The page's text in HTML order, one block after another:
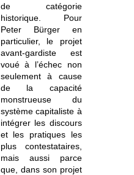
de catégorie
historique. Pour
Peter Bürger en
particulier, le projet
avant-gardiste est
voué à l’échec non
seulement à cause
de la capacité
monstrueuse du
système capitaliste à
intégrer les discours
et les pratiques les
plus contestataires,
mais aussi parce
que, dans son projet